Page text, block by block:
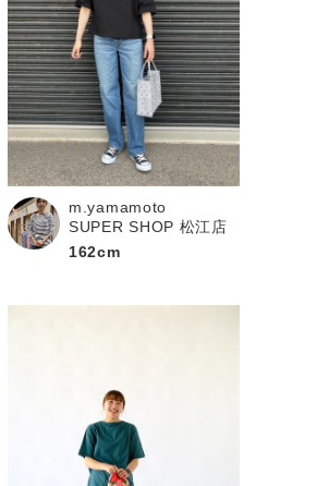
プリダウンロード
m.yamamoto
SUPER SHOP 松江店
162cm